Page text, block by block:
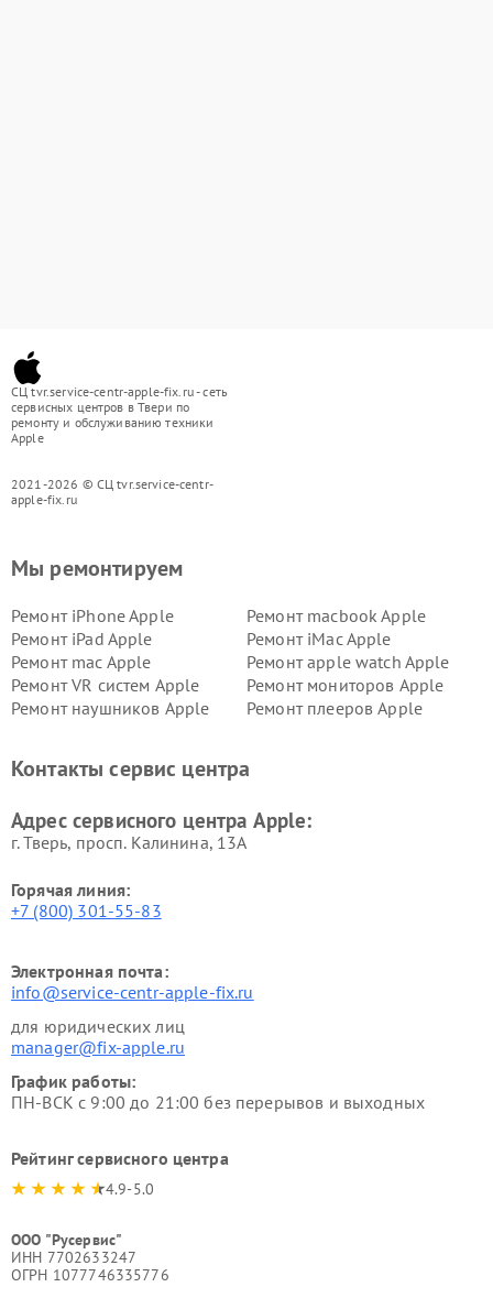
СЦ tvr.service-centr-apple-fix.ru - сеть
сервисных центров в Твери по
ремонту и обслуживанию техники
Apple
2021-2026 © СЦ tvr.service-centr-
apple-fix.ru
Мы ремонтируем
Ремонт iPhone Apple
Ремонт macbook Apple
Ремонт iPad Apple
Ремонт iMac Apple
Ремонт mac Apple
Ремонт apple watch Apple
Ремонт VR систем Apple
Ремонт мониторов Apple
Ремонт наушников Apple
Ремонт плееров Apple
Контакты сервис центра
Адрес сервисного центра Apple:
г. Тверь, просп. Калинина, 13А
Горячая линия:
+7 (800) 301-55-83
Электронная почта:
info@service-centr-apple-fix.ru
для юридических лиц
manager@fix-apple.ru
График работы:
ПН-ВСК с 9:00 до 21:00 без перерывов и выходных
Рейтинг сервисного центра
4.9-5.0
ООО "Русервис"
ИНН 7702633247
ОГРН 1077746335776